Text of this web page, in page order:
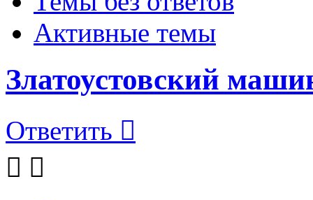
Активные темы
Златоустовский
Ответить